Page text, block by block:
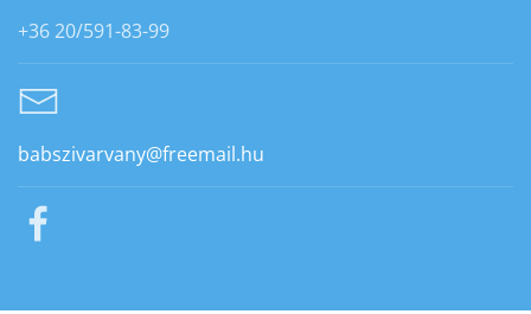
+36 20/591-83-99
babszivarvany@freemail.hu